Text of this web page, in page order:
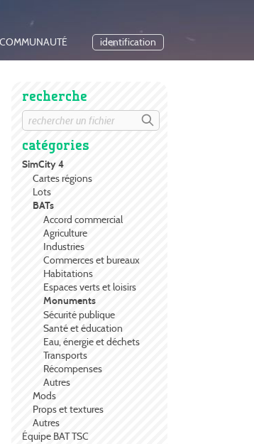
COMMUNAUTÉ identification
recherche
catégories
SimCity 4
Cartes régions
Lots
BATs
Accord commercial
Agriculture
Industries
Commerces et bureaux
Habitations
Espaces verts et loisirs
Monuments
Sécurité publique
Santé et éducation
Eau, énergie et déchets
Transports
Récompenses
Autres
Mods
Props et textures
Autres
Équipe BAT TSC